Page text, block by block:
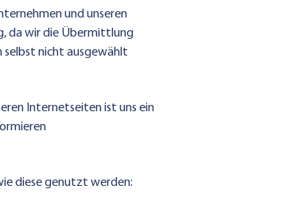
und unseren
da wir die Übermittlung
nicht ausgewählt
Internetseiten ist uns ein
diese genutzt werden: